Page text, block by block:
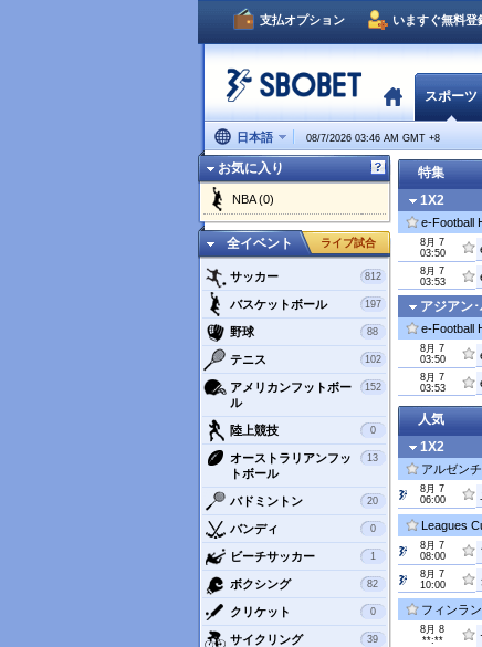
支払オプション いますぐ無料登
スポーツ
日本語 08/7/2026 03:46 AM GMT +8
お気に入り
NBA (0)
全イベント ライブ試合
サッカー 812
バスケットボール 197
野球 88
テニス 102
アメリカンフットボー
ル
152
陸上競技 0
オーストラリアンフッ
トボール
13
バドミントン 20
バンディ 0
ビーチサッカー 1
ボクシング 82
クリケット 0
サイクリング 39
特集
1X2
e-Football
8月 7
03:50
8月 7
03:53
アジアン
e-Football
8月 7
03:50
8月 7
03:53
人気
1X2
アルゼン
8月 7
06:00
Leagues
8月 7
08:00
8月 7
10:00
フィンラ
8月 8
**:**